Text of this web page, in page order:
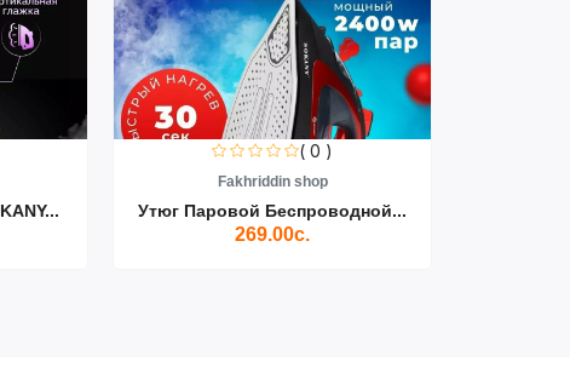
( 0 )
Fakhriddin shop
Утюг Паровой Беспроводной...
269.00с.